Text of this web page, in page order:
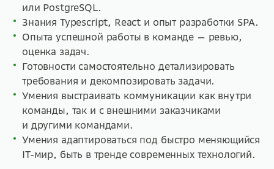
или PostgreSQL.
Знания Typescript, React и опыт разработки SPA.
Опыта успешной работы в команде — ревью,
оценка задач.
Готовности самостоятельно детализировать
требования и декомпозировать задачи.
Умения выстраивать коммуникации как внутри
команды, так и с внешними заказчиками
и другими командами.
Умения адаптироваться под быстро меняющийся
IT-мир, быть в тренде современных технологий.